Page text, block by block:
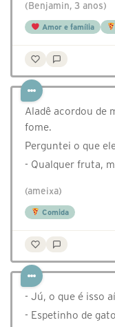
(Benjamin, 3 anos)
Amor e família
Aladê acordou de
fome.
Perguntei o que
- Qualquer fruta,
(ameixa)
Comida
- Jú, o que é isso
- Espetinho de